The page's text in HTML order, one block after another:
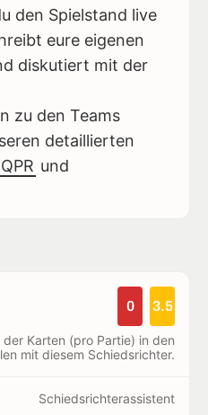
den Spielstand live
eure eigenen
diskutiert mit der
zu den Teams
detaillierten
QPR und
0 3.5
Karten (pro Partie) in den
mit diesem Schiedsrichter.
Schiedsrichterassistent